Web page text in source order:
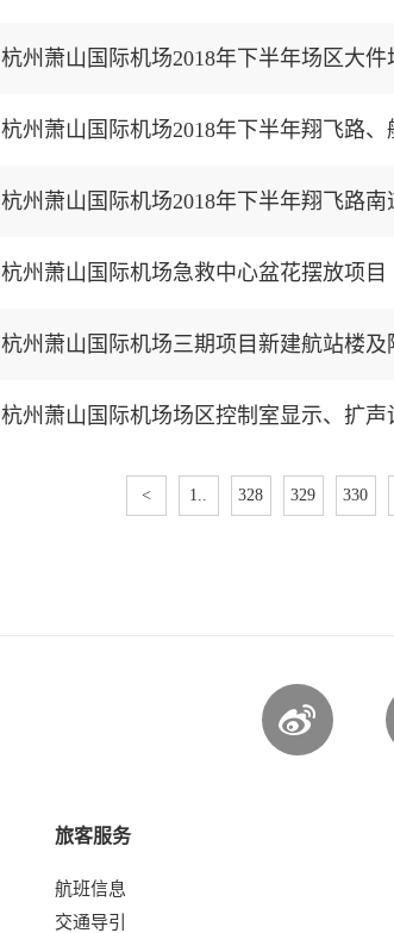
杭州萧山国际机场2018年下半年场区大
杭州萧山国际机场2018年下半年翔飞路
杭州萧山国际机场急救中心盆花摆放项
杭州萧山国际机场场区控制室显示、扩
< 1.. 328 329 330
旅客服务
航班信息
交通导引